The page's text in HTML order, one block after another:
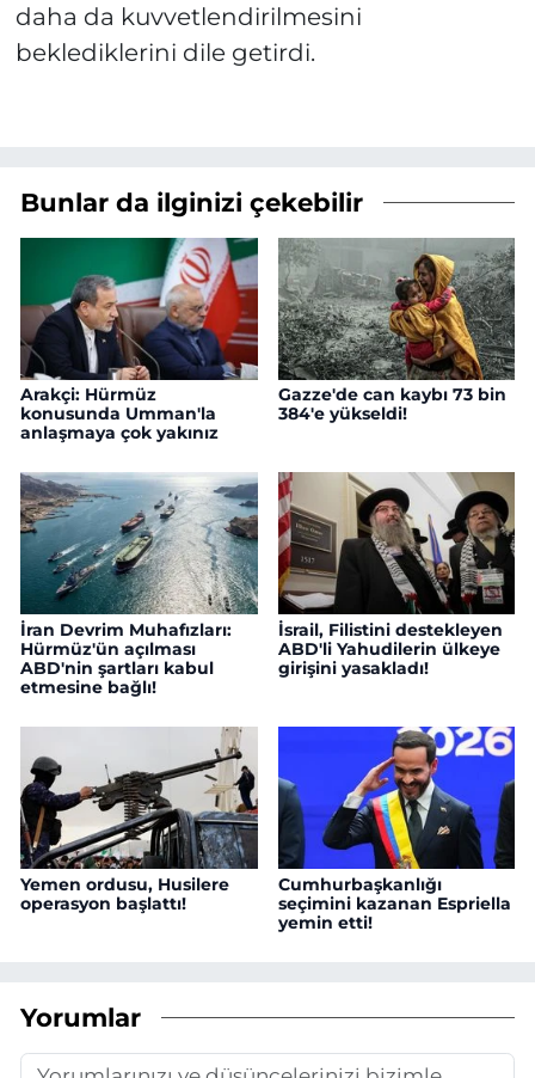
daha da kuvvetlendirilmesini
beklediklerini dile getirdi.
Bunlar da ilginizi çekebilir
Arakçi: Hürmüz
konusunda Umman'la
anlaşmaya çok yakınız
Gazze'de can kaybı 73 bin
384'e yükseldi!
İran Devrim Muhafızları:
Hürmüz'ün açılması
ABD'nin şartları kabul
etmesine bağlı!
İsrail, Filistini destekleyen
ABD'li Yahudilerin ülkeye
girişini yasakladı!
Yemen ordusu, Husilere
operasyon başlattı!
Cumhurbaşkanlığı
seçimini kazanan Espriella
yemin etti!
Yorumlar